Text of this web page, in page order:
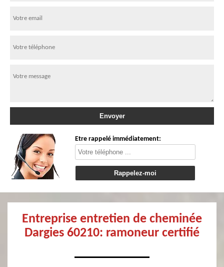
Etre rappelé immédiatement:
Entreprise entretien de cheminée
Dargies 60210: ramoneur certifié